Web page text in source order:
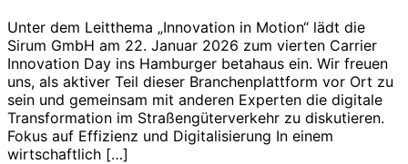
Unter dem Leitthema „Innovation in Motion“ lädt die
Sirum GmbH am 22. Januar 2026 zum vierten Carrier
Innovation Day ins Hamburger betahaus ein. Wir freuen
uns, als aktiver Teil dieser Branchenplattform vor Ort zu
sein und gemeinsam mit anderen Experten die digitale
Transformation im Straßengüterverkehr zu diskutieren.
Fokus auf Effizienz und Digitalisierung In einem
wirtschaftlich […]